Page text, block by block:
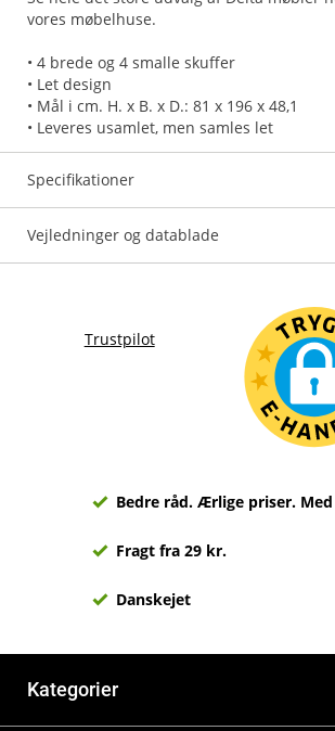
vores møbelhuse.
• 4 brede og 4 smalle skuffer
• Let design
• Mål i cm. H. x B. x D.: 81 x 196 x 48,1
• Leveres usamlet, men samles let
Specifikationer
Vejledninger og datablade
Trustpilot
Bedre råd. Ærlige priser.
Fragt fra 29 kr.
Danskejet
Kategorier